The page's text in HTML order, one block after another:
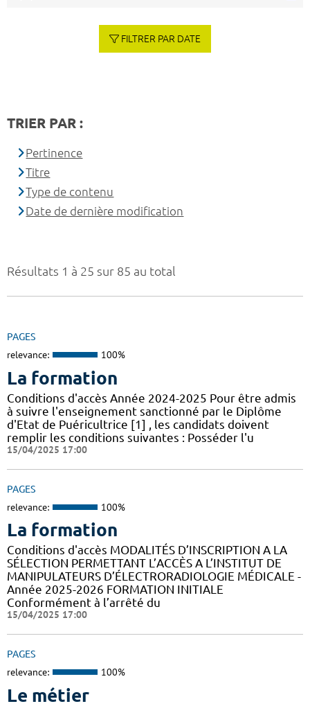
Résultats 1 à 25 sur 85 au total
PAGES
relevance: 100%
La formation
Conditions d'accès Année 2024-2025 Pour être admis
à suivre l'enseignement sanctionné par le Diplôme
d'Etat de Puéricultrice [1] , les candidats doivent
remplir les conditions suivantes : Posséder l'u
15/04/2025 17:00
PAGES
relevance: 100%
La formation
Conditions d'accès MODALITÉS D’INSCRIPTION A LA
SÉLECTION PERMETTANT L’ACCÈS A L’INSTITUT DE
MANIPULATEURS D’ÉLECTRORADIOLOGIE MÉDICALE -
Année 2025-2026 FORMATION INITIALE
Conformément à l’arrêté du
15/04/2025 17:00
PAGES
relevance: 100%
Le métier
FILTRER PAR DATE
TRIER PAR :
Pertinence
Titre
Type de contenu
Date de dernière modification